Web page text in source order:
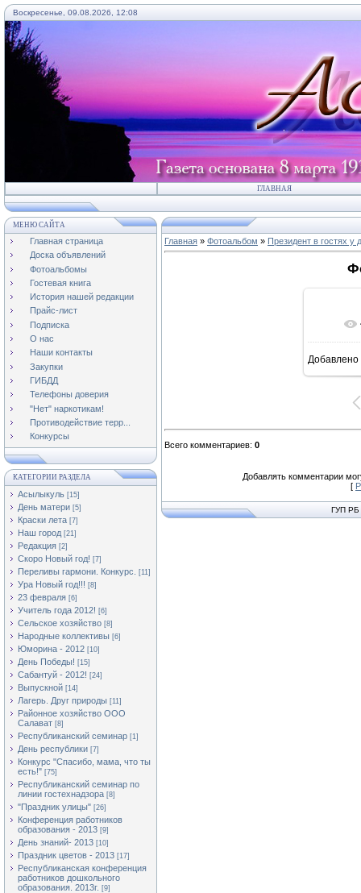
Воскресенье, 09.08.2026, 12:08
ГЛАВНАЯ
МЕНЮ САЙТА
Главная страница
Доска объявлений
Фотоальбомы
Гостевая книга
История нашей редакции
Прайс-лист
Подписка
О нас
Наши контакты
Закупки
ГИБДД
Телефоны доверия
"Нет" наркотикам!
Противодействие терр...
Конкурсы
КАТЕГОРИИ РАЗДЕЛА
Асылыкуль [15]
День матери [5]
Краски лета [7]
Наш город [21]
Редакция [2]
Скоро Новый год! [7]
Переливы гармони. Конкурс. [11]
Ура Новый год!!! [8]
23 февраля [6]
Учитель года 2012! [6]
Сельское хозяйство [8]
Народные коллективы [6]
Юморина - 2012 [10]
День Победы! [15]
Сабантуй - 2012! [24]
Выпускной [14]
Лагерь. Друг природы [11]
Районное хозяйство ООО
Салават [8]
Республиканский семинар [1]
День республики [7]
Конкурс "Спасибо, мама, что ты
есть!" [75]
Республиканский семинар по
линии гостехнадзора [8]
"Праздник улицы" [26]
Конференция работников
образования - 2013 [9]
День знаний- 2013 [10]
Праздник цветов - 2013 [17]
Республиканская конференция
работников дошкольного
образования. 2013г. [9]
Главная » Фотоальбом » Президент в гостях у
Добавлено
Всего комментариев: 0
Добавлять комментарии
[
ГУП РБ